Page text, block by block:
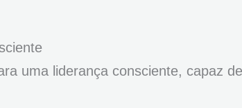
uma liderança consciente, capaz